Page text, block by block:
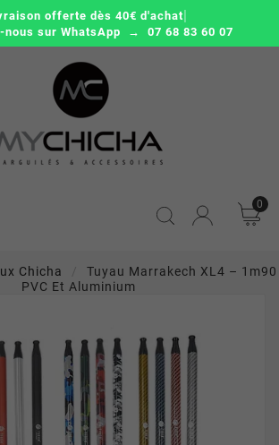
offerte dès 40€ d'achat|
nous sur WhatsApp → 07 68 83 60 07
0
Chicha
Tuyau Marrakech XL4 – 1m90
PVC Et Aluminium